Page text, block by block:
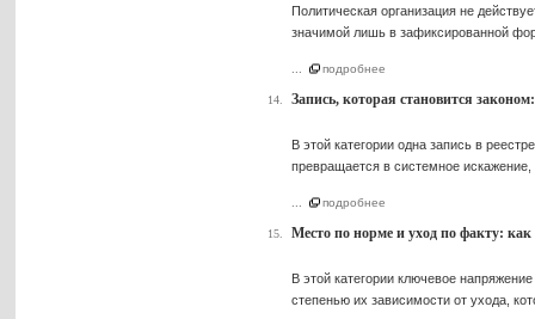
Политическая организация не
значимой лишь в зафиксированной
подробнее
14. Запись, которая становится
В этой категории одна запись в
превращается в системное
подробнее
15. Место по норме и уход по факту:
В этой категории ключевое
степенью их зависимости от ухода,